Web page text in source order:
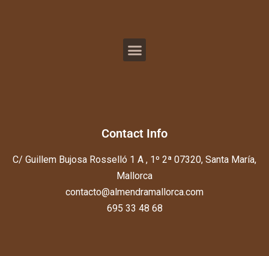
Contact Info
C/ Guillem Bujosa Rosselló 1 A , 1º 2ª 07320, Santa María,
Mallorca
contacto@almendramallorca.com
695 33 48 68